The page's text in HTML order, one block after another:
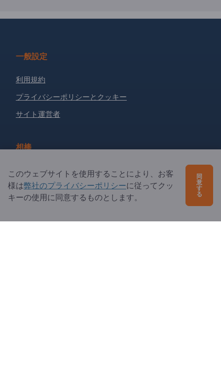
一般設定
利用規約
プライバシーポリシーとクッキー
サイト運営者
相棒
パートナーとして登録
ニュースレターを購読する
ご質問は？
このウェブサイトを使用することにより、お客
様は弊社のプライバシーポリシーに従ってクッ
キーの使用に同意するものとします。
同
意
す
る